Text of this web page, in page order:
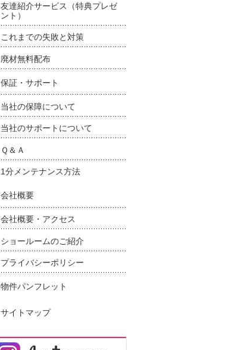
友達紹介サービス（特典プレゼ
ント）
これまでの失敗と対策
廃材無料配布
保証・サポート
当社の保障について
当社のサポートについて
Ｑ＆Ａ
1分メンテナンス方法
会社概要
会社概要・アクセス
ショールームのご紹介
プライバシーポリシー
物件パンフレット
サイトマップ